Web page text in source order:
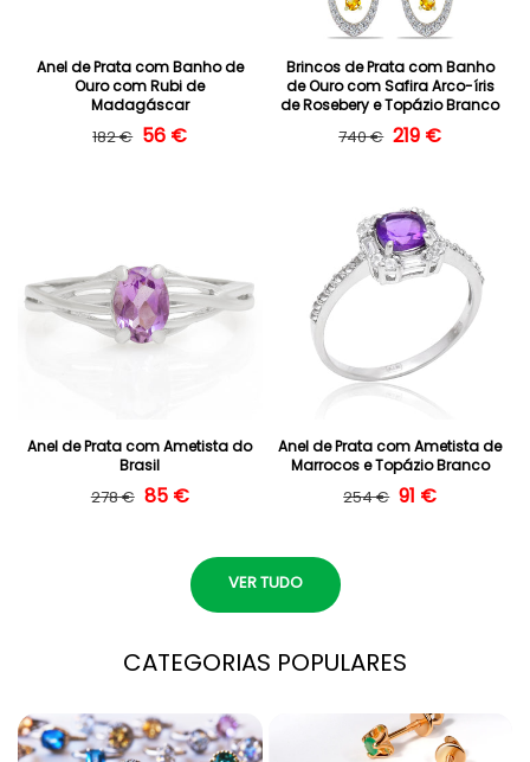
Anel de Prata com Banho de
Ouro com Rubi de
Madagáscar
Preço normal
182 € Preço de saldo
56 €
Brincos de Prata com Banho
de Ouro com Safira Arco-íris
de Rosebery e Topázio Branco
Preço normal
740 € Preço de saldo
219 €
Anel de Prata com Ametista do
Brasil
Preço normal
278 € Preço de saldo
85 €
Anel de Prata com Ametista de
Marrocos e Topázio Branco
Preço normal
254 €Preço de saldo
91 €
VER TUDO
CATEGORIAS POPULARES